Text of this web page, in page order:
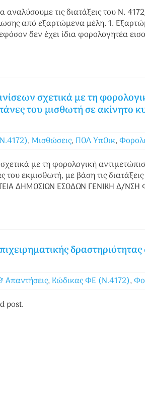
τις διατάξεις του Ν.
από εξαρτώμενα μέλη. 1.
δεν έχει ίδια φορολογητέα
σχετικά με τη
του μισθωτή σε ακίνητο
, Μισθώσεις, ΠΟΛ ΥπΟικ,
με τη φορολογική
του εκμισθωτή, με βάση τις
ΔΗΜΟΣΙΩΝ ΕΣΟΔΩΝ ΓΕΝΙΚΗ Δ/ΝΣΗ
, Κώδικας ΦΕ (Ν.4172),
post.